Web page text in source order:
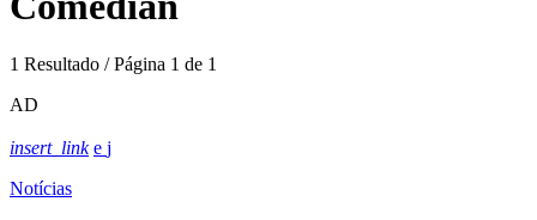
1 Resultado / Página 1 de 1
AD
insert_link
Notícias